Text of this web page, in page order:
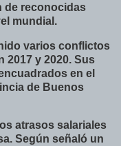
de reconocidas
mundial.
varios conflictos
2017 y 2020. Sus
en el
de Buenos
atrasos salariales
Según señaló un